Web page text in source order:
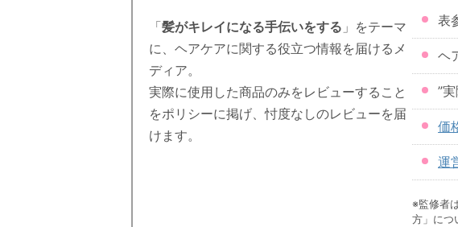
「髪がキレイになる手伝いをする 」をテーマ
に、ヘアケアに関する役立つ情報を届けるメ
ディア。
実際に使用した商品のみをレビューすること
をポリシーに掲げ、忖度なしのレビューを届
けます。
表
ヘ
”
価
運
※監修者
方」につ